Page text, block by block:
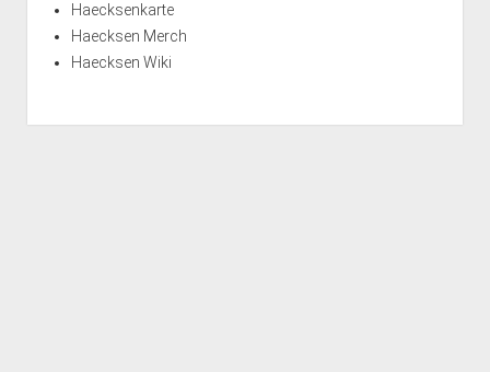
Haecksenkarte
Haecksen Merch
Haecksen Wiki